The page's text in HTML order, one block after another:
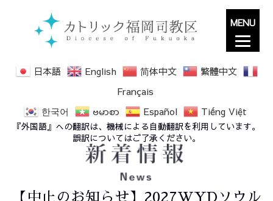
日本語 English 简体中文
繁體中文
Français
한국어
ဗမာစာ Español Tiếng Việt
『外国語』への翻訳は、機械による自動翻訳を利用しています。
誤訳についてはご了承ください。
【中止のお知らせ】2027WYDソウル
MENU